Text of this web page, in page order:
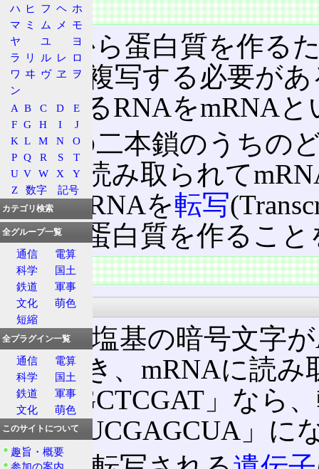
概要
DNAから蛋白質を作る
RNAに複写する必要が
写されるRNAをmRNAと
DNAの二本鎖のうちの
情報が読み取られて
DNA→RNAを転写
に従い蛋白質を作ること
特徴
転写
転写は塩基の暗号文字
に基づき、mRNAに読
が「AGCTCGAT」なら
列は「UCGAGCUA」に
ハ ヒ フ ヘ ホ
マ ミ ム メ
モ
ヤ
ユ
ヨ
ラ
リ ル レ ロ
ワ ヰ ヴ ヱ
ヲ
ン
A B C D
E
F G H I
J
K L M N
O
P Q R S
T
U V W X
Y
Z
数字 記号
カテゴリ検索
全グループ一覧
通信
電算
科学
国土
鉄道
軍事
文化
萌色
短縮
全プラグイン一覧
通信
電算
科学
国土
鉄道
軍事
文化
萌色
このサイトについて
趣旨・概要
参加の案内